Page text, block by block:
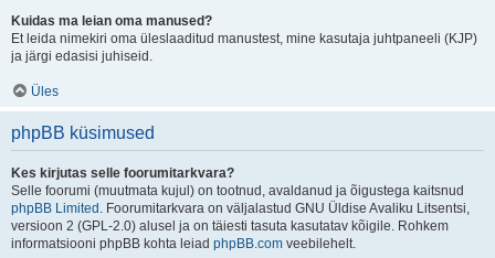
Kuidas ma leian oma manused?
Et leida nimekiri oma üleslaaditud manustest, mine kasutaja juhtpaneeli (KJP)
ja järgi edasisi juhiseid.
Üles
phpBB küsimused
Kes kirjutas selle foorumitarkvara?
Selle foorumi (muutmata kujul) on tootnud, avaldanud ja õigustega kaitsnud
phpBB Limited . Foorumitarkvara on väljalastud GNU Üldise Avaliku Litsentsi,
versioon 2 (GPL-2.0) alusel ja on täiesti tasuta kasutatav kõigile. Rohkem
informatsiooni phpBB kohta leiad phpBB.com veebilehelt.